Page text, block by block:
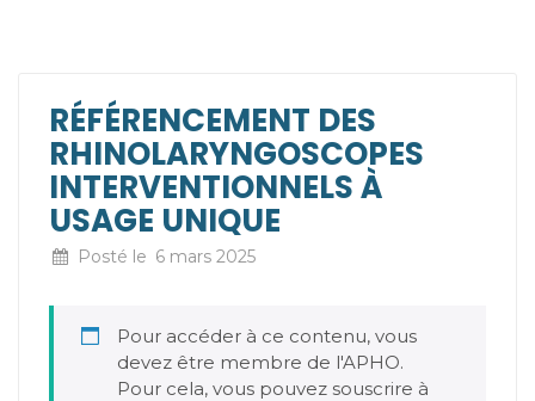
RÉFÉRENCEMENT DES
RHINOLARYNGOSCOPES
INTERVENTIONNELS À
USAGE UNIQUE
Posté le 6 mars 2025
Pour accéder à ce contenu, vous
devez être membre de l'APHO.
Pour cela, vous pouvez souscrire à